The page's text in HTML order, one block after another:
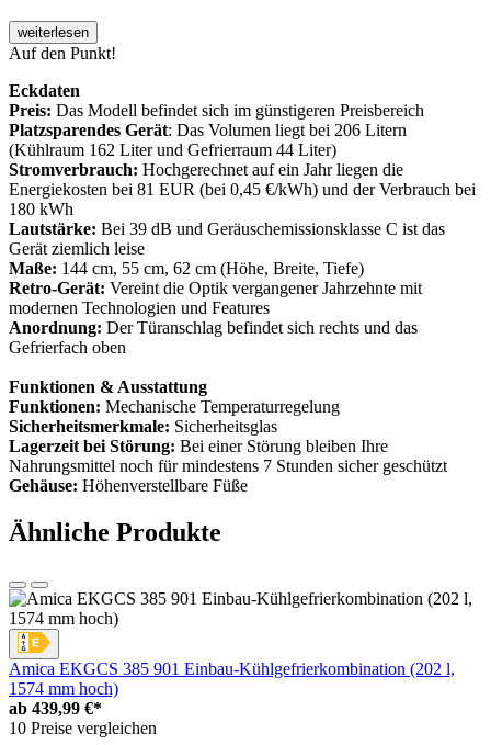
weiterlesen
Auf den Punkt!
Eckdaten
Preis: Das Modell befindet sich im günstigeren Preisbereich
Platzsparendes Gerät: Das Volumen liegt bei 206 Litern
(Kühlraum 162 Liter und Gefrierraum 44 Liter)
Stromverbrauch: Hochgerechnet auf ein Jahr liegen die
Energiekosten bei 81 EUR (bei 0,45 €/kWh) und der Verbrauch bei
180 kWh
Lautstärke: Bei 39 dB und Geräuschemissionsklasse C ist das
Gerät ziemlich leise
Maße: 144 cm, 55 cm, 62 cm (Höhe, Breite, Tiefe)
Retro-Gerät: Vereint die Optik vergangener Jahrzehnte mit
modernen Technologien und Features
Anordnung: Der Türanschlag befindet sich rechts und das
Gefrierfach oben
Funktionen & Ausstattung
Funktionen: Mechanische Temperaturregelung
Sicherheitsmerkmale: Sicherheitsglas
Lagerzeit bei Störung: Bei einer Störung bleiben Ihre
Nahrungsmittel noch für mindestens 7 Stunden sicher geschützt
Gehäuse: Höhenverstellbare Füße
Ähnliche Produkte
Amica EKGCS 385 901 Einbau-Kühlgefrierkombination (202 l,
1574 mm hoch)
ab 439,99 €*
10 Preise vergleichen